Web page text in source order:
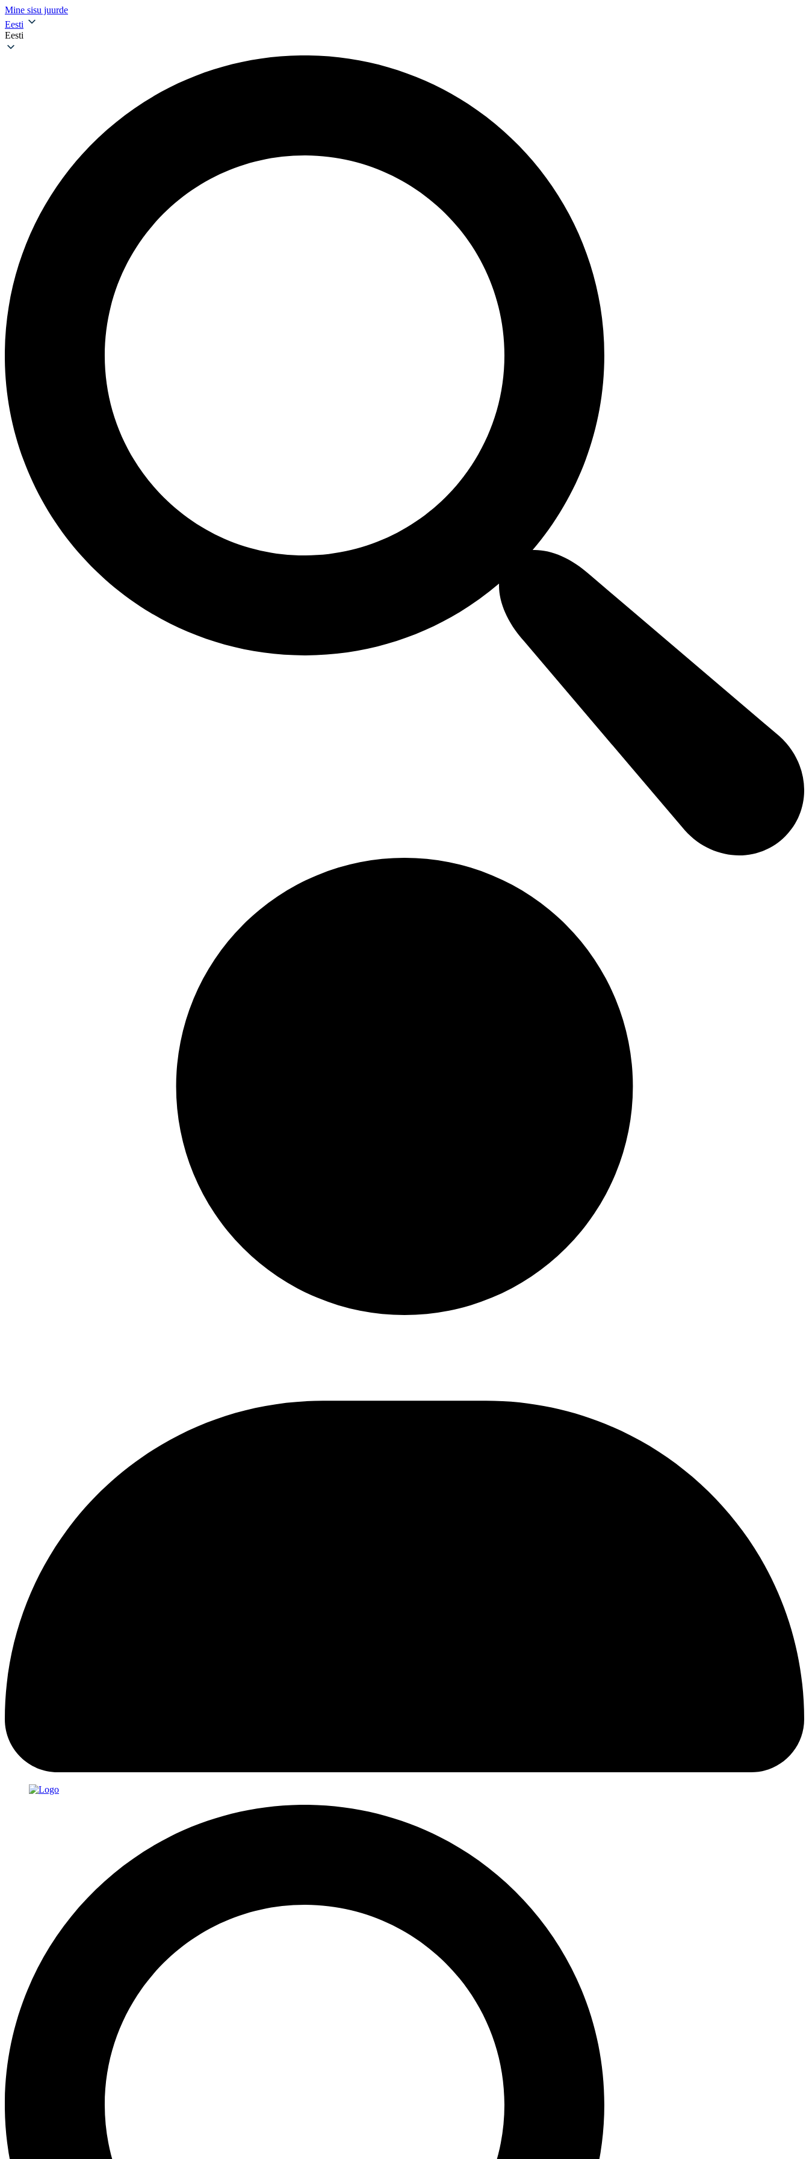
Mine sisu juurde
Eesti
Eesti